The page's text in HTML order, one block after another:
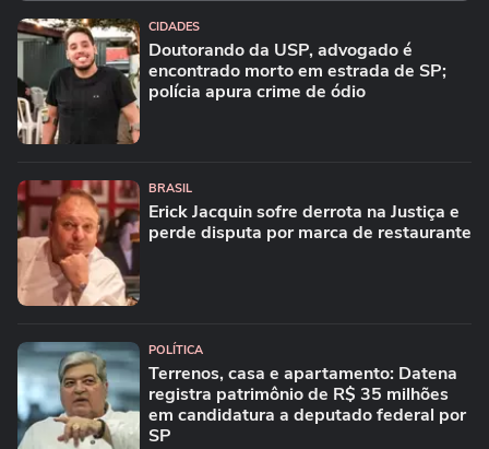
CIDADES
Doutorando da USP, advogado é
encontrado morto em estrada de SP;
polícia apura crime de ódio
BRASIL
Erick Jacquin sofre derrota na Justiça e
perde disputa por marca de restaurante
POLÍTICA
Terrenos, casa e apartamento: Datena
registra patrimônio de R$ 35 milhões
em candidatura a deputado federal por
SP